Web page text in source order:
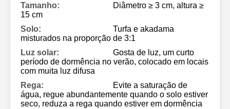
Tamanho:
Diâmetro ≥ 3 cm, altura ≥
15 cm
Solo:
Turfa e akadama
misturados na proporção de 3:1
Luz solar:
Gosta de luz, um curto
período de dormência no verão, colocado em locais
com muita luz difusa
Rega:
Evite a saturação de
água, regue abundantemente quando o solo estiver
seco, reduza a rega quando estiver em dormência